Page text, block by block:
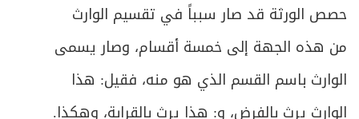
حصص الورثة قد صار سبباً في تقسيم الوارث
من هذه الجهة إلى خمسة أقسام، وصار يسمى
الوارث باسم القسم الذي هو منه، فقيل: هذا
الوارث يرث بالفرض، و: هذا يرث بالقرابة، وهكذا.